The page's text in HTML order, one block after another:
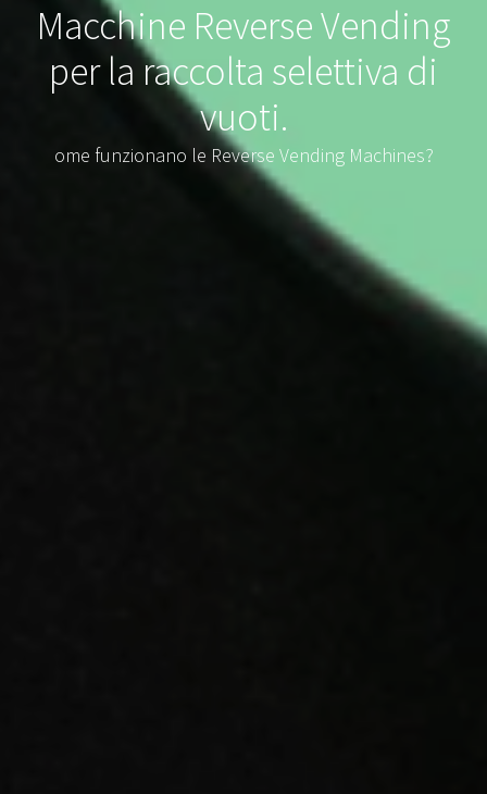
Macchine Reverse Vending
per la raccolta selettiva di
vuoti.
ome funzionano le Reverse Vending Machines?